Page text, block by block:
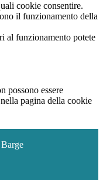
cookie consentire.
il funzionamento della
al funzionamento potete
possono essere
pagina della cookie